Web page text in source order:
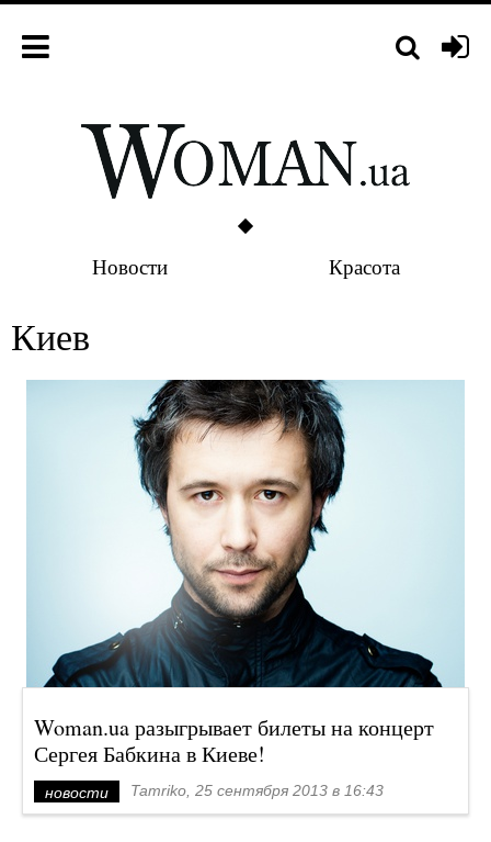
Новости Красота
Киев
Woman.ua разыгрывает билеты на концерт
Сергея Бабкина в Киеве!
новости Tamriko, 25 сентября 2013 в 16:43